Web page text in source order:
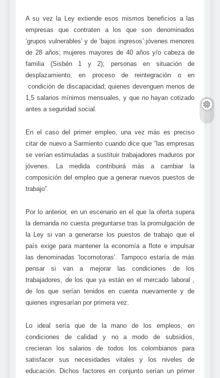
A su vez la Ley extiende esos mismos beneficios a las
empresas que contraten a los que son denominados
‘grupos vulnerables’ y de ‘bajos ingresos’:jóvenes menores
de 28 años; mujeres mayores de 40 años y/o cabeza de
familia (Sisbén 1 y 2); personas en situación de
desplazamiento, en proceso de reintegración o en
condición de discapacidad; quienes devenguen menos de
1,5 salarios mínimos mensuales, y que no hayan cotizado
antes a seguridad social.
En el caso del primer empleo, una vez más es preciso
citar de nuevo a Sarmiento cuando dice que “las empresas
se verían estimuladas a sustituir trabajadores maduros por
jóvenes. La medida contribuirá más a cambiar la
composición del empleo que a generar nuevos puestos de
trabajo”.
Por lo anterior, en un escenario en el que la oferta supera
la demanda no cuesta preguntarse tras la promulgación de
la Ley si van a generarse los puestos de trabajo que el
país exige para mantener la economía a flote e impulsar
las denominadas ‘locomotoras’. Tampoco estaría de más
pensar si van a mejorar las condiciones de los
trabajadores, de los que ya están en el mercado laboral ,
de los que serían tenidos en cuenta nuevamente y de
quienes ingresarían por primera vez.
Lo ideal sería que de la mano de los empleos, en
condiciones de calidad y no a modo de subsidios,
crecieran los salarios de todos los colombianos para
satisfacer sus necesidades vitales y los niveles de
educación. Dichos factores en conjunto serían un primer